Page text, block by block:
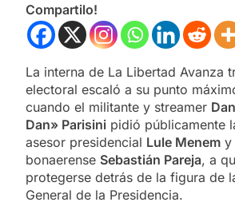
Compartilo!
La interna de La Libertad Avanza
electoral escaló a su punto
cuando el militante y streamer
Dan» Parisini pidió públicamente
asesor presidencial Lule Menem y
bonaerense Sebastián Pareja, a
protegerse detrás de la figura de
General de la Presidencia.